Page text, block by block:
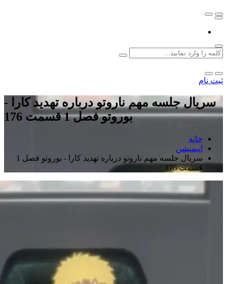
ثبت نام
سریال جلسه مهم ناروتو درباره تهدید کارا -
بوروتو فصل 1 قسمت 176
خانه
انیمیشن
سریال جلسه مهم ناروتو درباره تهدید کارا - بوروتو فصل 1
قسمت 176